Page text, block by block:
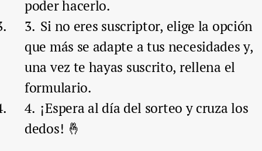
poder hacerlo.
Si no eres suscriptor, elige la opción
que más se adapte a tus necesidades y,
una vez te hayas suscrito, rellena el
formulario.
¡Espera al día del sorteo y cruza los
dedos! 🤞